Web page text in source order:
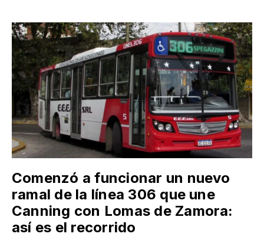
Comenzó a funcionar un nuevo
ramal de la línea 306 que une
Canning con Lomas de Zamora:
así es el recorrido